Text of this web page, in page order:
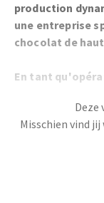
production
une entreprise
chocolat de
En tant
De la
De la
De la
Deze
Misschien vind